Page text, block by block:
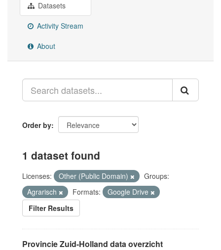
Datasets
Activity Stream
About
Order by
1 dataset found
Licenses: Other (Public Domain)
Groups:
Agrarisch
Formats:
Google Drive
Filter Results
Provincie Zuid-Holland data overzicht